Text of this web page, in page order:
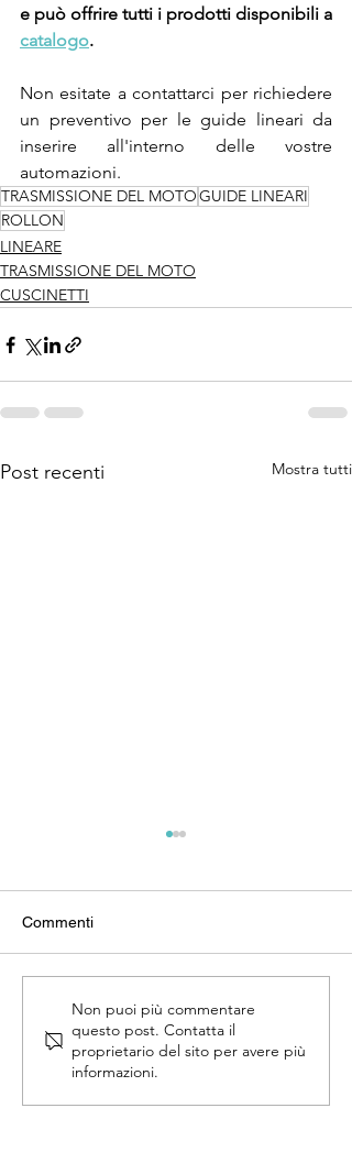
catalogo.
Non esitate a contattarci per richiedere
un preventivo per le guide lineari da
inserire all'interno delle vostre
automazioni.
TRASMISSIONE DEL MOTOGUIDE LINEARI
ROLLON
LINEARE
TRASMISSIONE DEL MOTO
CUSCINETTI
Post recenti Mostra tutti
Novità Optiblet: nuove
Cinghie in poliuretano
Alpha ATC
Commenti
Non puoi più commentare
questo post. Contatta il
proprietario del sito per avere più
informazioni.